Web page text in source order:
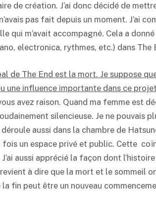
de création. J’ai donc décidé de
pas fait depuis un moment. J’ai
qui m’avait accompagné. Cela a
electronica, rythmes, etc.) dans The
de The End est la mort. Je suppose
une influence importante dans ce
avez raison. Quand ma femme est
silencieuse. Je ne pouvais
aussi dans la chambre de
fois un espace privé et public. Cette
aussi apprécié la façon dont
à dire que la mort et le sommeil
la fin peut être un nouveau